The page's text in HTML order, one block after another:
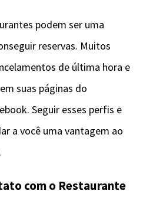
podem ser uma
reservas. Muitos
de última hora e
suas páginas do
Seguir esses perfis e
a você uma vantagem ao
com o Restaurante